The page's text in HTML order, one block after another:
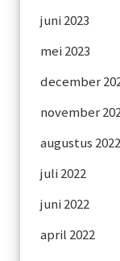
juni 2023
mei 2023
december
november
augustus 2022
juli 2022
juni 2022
april 2022